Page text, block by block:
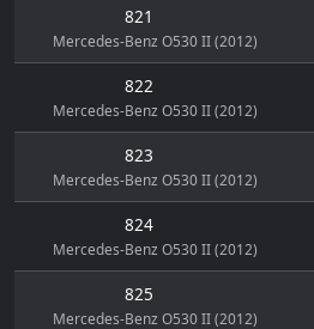
821
Mercedes-Benz O530 II (2012)
822
Mercedes-Benz O530 II (2012)
823
Mercedes-Benz O530 II (2012)
824
Mercedes-Benz O530 II (2012)
825
Mercedes-Benz O530 II (2012)